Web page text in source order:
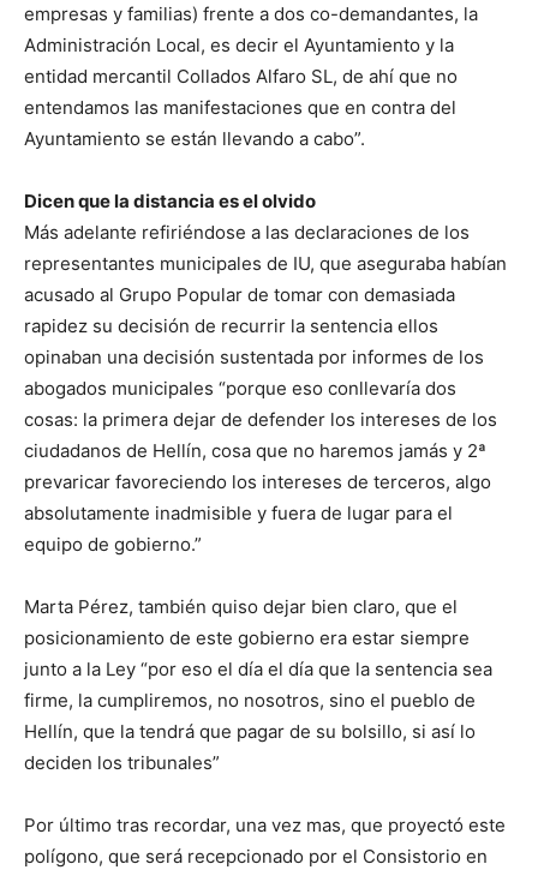
empresas y familias) frente a dos co-demandantes, la
Administración Local, es decir el Ayuntamiento y la
entidad mercantil Collados Alfaro SL, de ahí que no
entendamos las manifestaciones que en contra del
Ayuntamiento se están llevando a cabo”.
Dicen que la distancia es el olvido
Más adelante refiriéndose a las declaraciones de los
representantes municipales de IU, que aseguraba habían
acusado al Grupo Popular de tomar con demasiada
rapidez su decisión de recurrir la sentencia ellos
opinaban una decisión sustentada por informes de los
abogados municipales “porque eso conllevaría dos
cosas: la primera dejar de defender los intereses de los
ciudadanos de Hellín, cosa que no haremos jamás y 2ª
prevaricar favoreciendo los intereses de terceros, algo
absolutamente inadmisible y fuera de lugar para el
equipo de gobierno.”
Marta Pérez, también quiso dejar bien claro, que el
posicionamiento de este gobierno era estar siempre
junto a la Ley “por eso el día el día que la sentencia sea
firme, la cumpliremos, no nosotros, sino el pueblo de
Hellín, que la tendrá que pagar de su bolsillo, si así lo
deciden los tribunales”
Por último tras recordar, una vez mas, que proyectó este
polígono, que será recepcionado por el Consistorio en